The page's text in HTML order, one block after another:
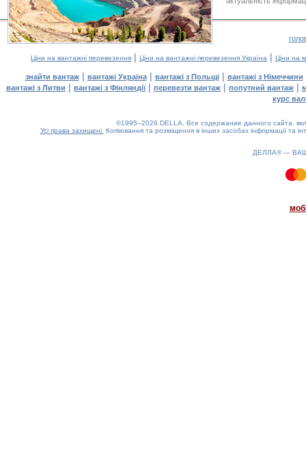
Ціни на вантажні перевезення | Ціни на вантажні перевезення Україна | Ціни на
знайти вантаж| вантажі Україна| вантажі з Польщі| вантажі з Німеччини
вантажі з Литви | вантажі з Фінляндії| перевезти вантаж | попутний вантаж |
курс
©1995–2026 DELLA. Все содержание данного сайта,
Усі права захищені. Копіювання та розміщення в інших засобах інформації та
ДЕЛЛА® —